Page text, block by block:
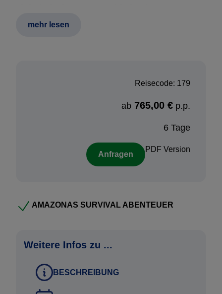
wundervolles, abgelegenes Gebiet des
entdecken. Das Kanu ist perfekt geeignet,
in den Dschungel eintauchen, werden Sie
Amazonasregion zu beobachten und zu
Sie diesen separat buchen oder eventuell in eine
Kontakt mit uns auf und wir machen Ihnen ein
Vorteile Reiseangebot:
mehr lesen
Reisecode: 179
ab 765,00 € p.p.
6 Tage
Anfragen
PDF Version
AMAZONAS SURVIVAL ABENTEUER
Weitere Infos zu ...
BESCHREIBUNG